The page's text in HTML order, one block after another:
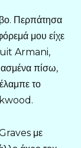
Περπάτησα
μου είχε
Armani,
πίσω,
το
Graves με